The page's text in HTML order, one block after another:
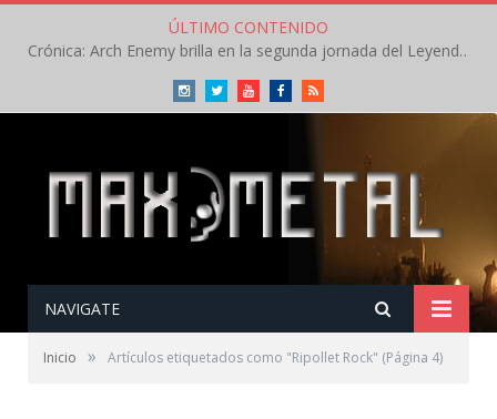
ÚLTIMO CONTENIDO
Crónica: Arch Enemy brilla en la segunda jornada del Leyendas del Rock – Jueves – Agosto 2026
InstagramTwitterYoutubeFacebookRSS
NAVIGATE
Inicio » Artículos etiquetados como "Ripollet Rock" (Página 4)